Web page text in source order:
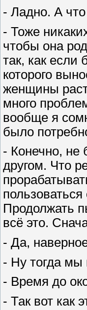
- Ладно. А
- Тоже
чтобы она
так, как если
которого
женщины
много
вообще я
было
- Конечно, не
другом. Что
Продолжать
всё это.
- Да,
- Ну тогда
- Время до
- Так вот как